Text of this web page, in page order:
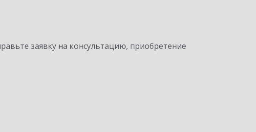
заявку на консультацию, приобретение